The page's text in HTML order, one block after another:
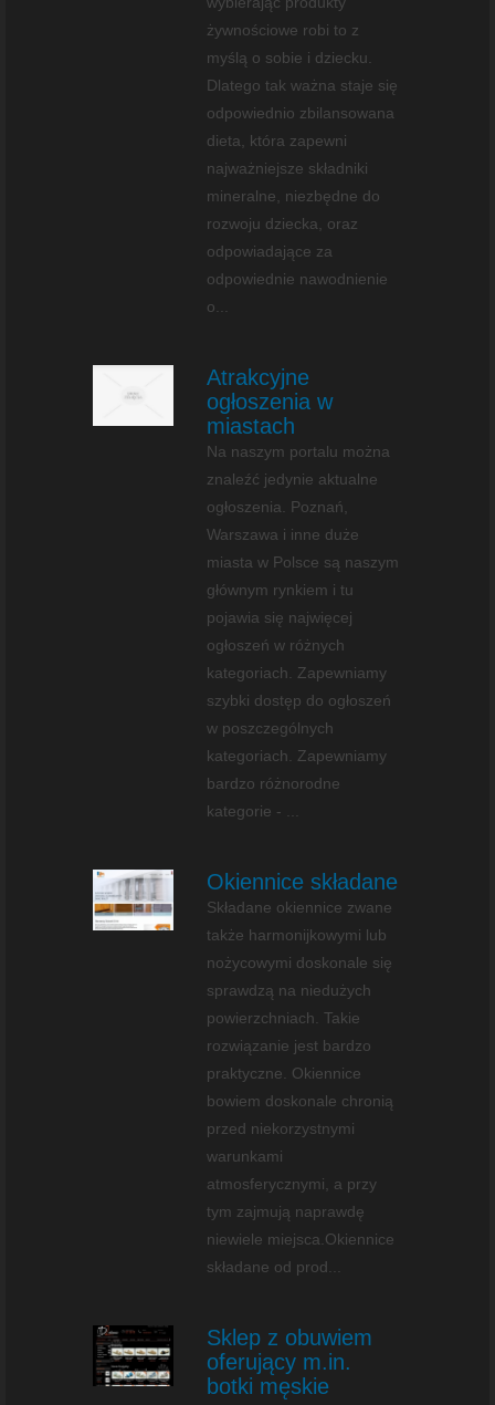
żywnościowe robi to z
myślą o sobie i dziecku.
Dlatego tak ważna staje się
odpowiednio zbilansowana
dieta, która zapewni
najważniejsze składniki
mineralne, niezbędne do
rozwoju dziecka, oraz
odpowiadające za
odpowiednie nawodnienie
o...
Atrakcyjne
ogłoszenia w
miastach
Na naszym portalu można
znaleźć jedynie aktualne
ogłoszenia. Poznań,
Warszawa i inne duże
miasta w Polsce są naszym
głównym rynkiem i tu
pojawia się najwięcej
ogłoszeń w różnych
kategoriach. Zapewniamy
szybki dostęp do ogłoszeń
w poszczególnych
kategoriach. Zapewniamy
bardzo różnorodne
kategorie - ...
Okiennice składane
Składane okiennice zwane
także harmonijkowymi lub
nożycowymi doskonale się
sprawdzą na niedużych
powierzchniach. Takie
rozwiązanie jest bardzo
praktyczne. Okiennice
bowiem doskonale chronią
przed niekorzystnymi
warunkami
atmosferycznymi, a przy
tym zajmują naprawdę
niewiele miejsca.Okiennice
składane od prod...
Sklep z obuwiem
oferujący m.in.
botki męskie